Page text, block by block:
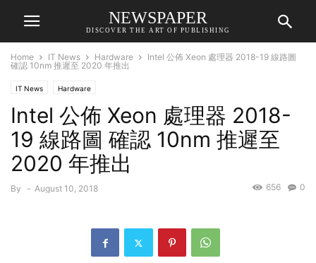
NEWSPAPER
DISCOVER THE ART OF PUBLISHING
Home IT News Hardware
Intel 公佈 Xeon 處理器 2018-19 線路圖
確認 10nm 推遲至 2020 年推出
IT News Hardware
Intel 公佈 Xeon 處理器 2018-
19 線路圖 確認 10nm 推遲至
2020 年推出
By - August 10, 2018 0
656